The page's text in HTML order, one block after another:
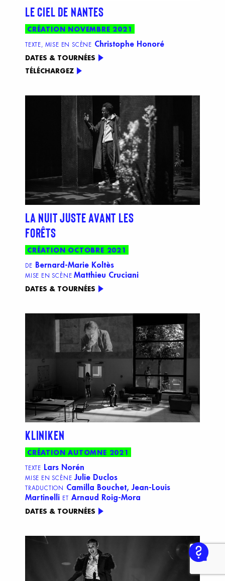
LE CIEL DE NANTES
CRÉATION NOVEMBRE 2021
TEXTE, MISE EN SCÈNE Christophe Honoré
DATES & TOURNÉES
TÉLÉCHARGEZ
LA NUIT JUSTE AVANT LES
FORÊTS
CRÉATION OCTOBRE 2021
DE Bernard-Marie Koltès
MISE EN SCÈNEMatthieu Cruciani
DATES & TOURNÉES
KLINIKEN
CRÉATION AUTOMNE 2021
TEXTE Lars Norén
MISE EN SCÈNE Julie Duclos
TRADUCTION
Camilla Bouchet, Jean-Louis
Martinelli
ET Arnaud Roig-Mora
DATES & TOURNÉES